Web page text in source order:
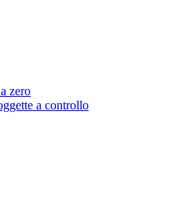
zero
a controllo